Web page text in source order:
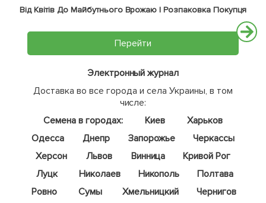
Від Квітів До Майбутнього Врожаю | Розпаковка Покупця
Перейти
Электронный журнал
Доставка во все города и села Украины, в том
числе:
Семена в городах:
Киев
Харьков
Одесса
Днепр Запорожье
Черкассы
Херсон
Львов Винница
Кривой Рог
Луцк
Николаев Никополь
Полтава
Ровно
Сумы Хмельницкий
Чернигов